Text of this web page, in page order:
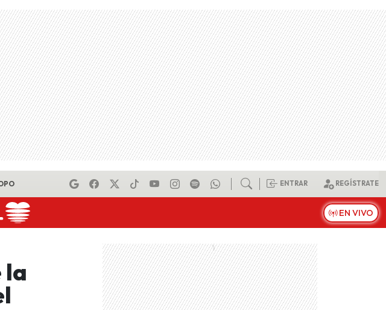
ENTRAR REGÍSTRATE
EN VIVO
la